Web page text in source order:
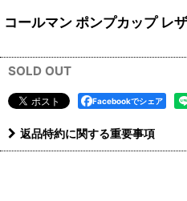
コールマン ポンプカップ レ
SOLD OUT
Facebookでシェア
返品特約に関する重要事項